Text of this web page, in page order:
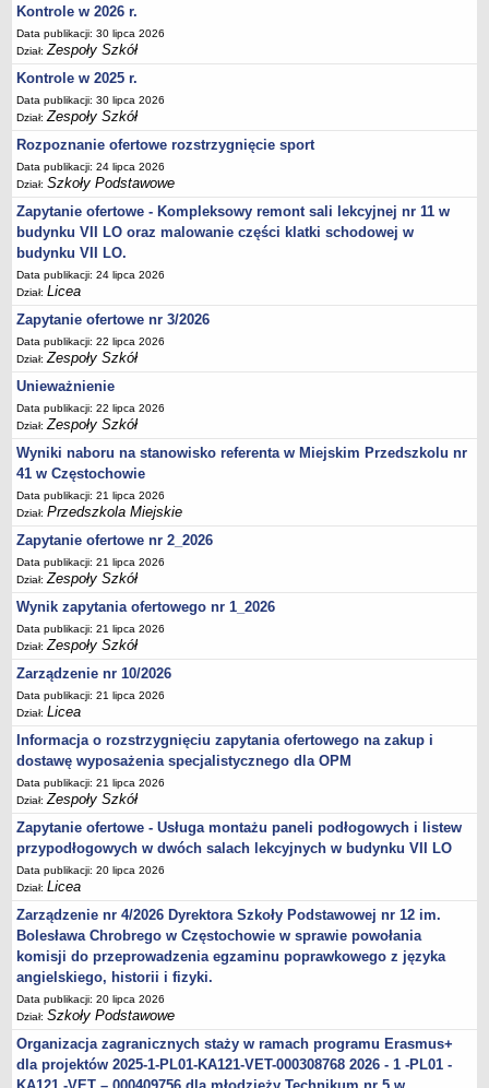
Deklaracja dostępności
DEKLARACJA DOSTĘPNOŚCI
OŚWIADCZENIA MAJĄTKOWE
UDOSTĘPNIANIE INFORMACJI PUBLICZNEJ
OCHRONA DANYCH OSOBOWYCH
Kontrole w 2026 r.
Data publikacji: 30 lipca 2026
Dział:Zespoły Szkół
Kontrole w 2025 r.
Data publikacji: 30 lipca 2026
Dział:Zespoły Szkół
Rozpoznanie ofertowe rozstrzygnięcie sport
Data publikacji: 24 lipca 2026
Dział:Szkoły Podstawowe
Zapytanie ofertowe - Kompleksowy remont sali lekcyjnej nr 11 w
budynku VII LO oraz malowanie części klatki schodowej w
budynku VII LO.
Data publikacji: 24 lipca 2026
Dział:Licea
Zapytanie ofertowe nr 3/2026
Data publikacji: 22 lipca 2026
Dział:Zespoły Szkół
Unieważnienie
Data publikacji: 22 lipca 2026
Dział:Zespoły Szkół
Wyniki naboru na stanowisko referenta w Miejskim Przedszkolu nr
41 w Częstochowie
Data publikacji: 21 lipca 2026
Dział:Przedszkola Miejskie
Zapytanie ofertowe nr 2_2026
Data publikacji: 21 lipca 2026
Dział:Zespoły Szkół
Wynik zapytania ofertowego nr 1_2026
Data publikacji: 21 lipca 2026
Dział:Zespoły Szkół
Zarządzenie nr 10/2026
Data publikacji: 21 lipca 2026
Dział:Licea
Informacja o rozstrzygnięciu zapytania ofertowego na zakup i
dostawę wyposażenia specjalistycznego dla OPM
Data publikacji: 21 lipca 2026
Dział:Zespoły Szkół
Zapytanie ofertowe - Usługa montażu paneli podłogowych i listew
przypodłogowych w dwóch salach lekcyjnych w budynku VII LO
Data publikacji: 20 lipca 2026
Dział:Licea
Zarządzenie nr 4/2026 Dyrektora Szkoły Podstawowej nr 12 im.
Bolesława Chrobrego w Częstochowie w sprawie powołania
komisji do przeprowadzenia egzaminu poprawkowego z języka
angielskiego, historii i fizyki.
Data publikacji: 20 lipca 2026
Dział:Szkoły Podstawowe
Organizacja zagranicznych staży w ramach programu Erasmus+
dla projektów 2025-1-PL01-KA121-VET-000308768 2026 - 1 -PL01 -